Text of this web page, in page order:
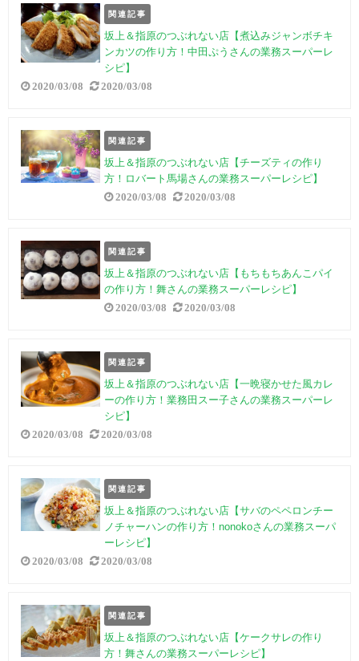
関連記事
坂上＆指原のつぶれない店【煮込みジャンボチキ
ンカツの作り方！中田ぷうさんの業務スーパーレ
シピ】
2020/03/08 2020/03/08
関連記事
坂上＆指原のつぶれない店【チーズティの作り
方！ロバート馬場さんの業務スーパーレシピ】
2020/03/08 2020/03/08
関連記事
坂上＆指原のつぶれない店【もちもちあんこパイ
の作り方！舞さんの業務スーパーレシピ】
2020/03/08 2020/03/08
関連記事
坂上＆指原のつぶれない店【一晩寝かせた風カレ
ーの作り方！業務田スー子さんの業務スーパーレ
シピ】
2020/03/08 2020/03/08
関連記事
坂上＆指原のつぶれない店【サバのペペロンチー
ノチャーハンの作り方！nonokoさんの業務スーパ
ーレシピ】
2020/03/08 2020/03/08
関連記事
坂上＆指原のつぶれない店【ケークサレの作り
方！舞さんの業務スーパーレシピ】